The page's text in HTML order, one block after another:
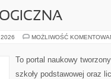
MOŻLIWOŚĆ
To portal naukowy
szkoły podstawowej oraz